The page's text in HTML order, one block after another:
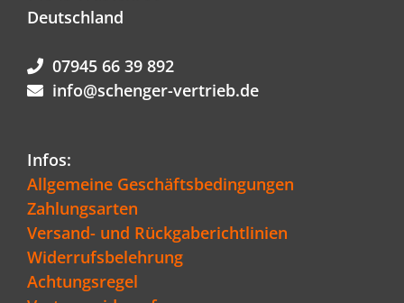
Deutschland
07945 66 39 892
info@schenger-vertrieb.de
Infos:
Allgemeine Geschäftsbedingungen
Zahlungsarten
Versand- und Rückgaberichtlinien
Widerrufsbelehrung
Achtungsregel